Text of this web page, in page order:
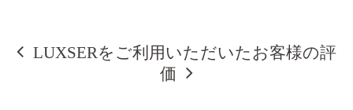
LUXSERをご利用いただいたお客様の評
価